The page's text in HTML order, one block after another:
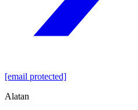
[email protected]
Alatan